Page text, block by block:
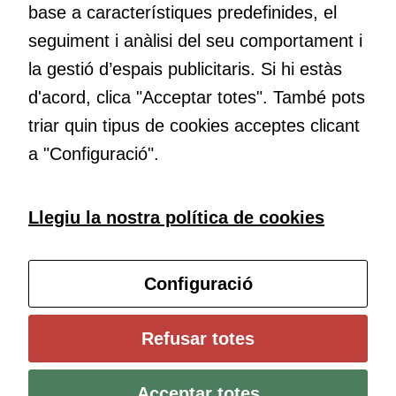
Educació
transformació. Volem contribuir a millorar-la impulsant
metodologies docents actives i ambients d’aprenentatge
dinàmics.
Subscriu-te al butlletí
Configura les cookies
Universitat de Girona
Política de cookies
Avís legal i protecció de dades Contacte
base a característiques predefinides, el
seguiment i anàlisi del seu comportament i
la gestió d’espais publicitaris. Si hi estàs
d'acord, clica "Acceptar totes". També pots
triar quin tipus de cookies acceptes clicant
a "Configuració".
Llegiu la nostra política de cookies
Configuració
Refusar totes